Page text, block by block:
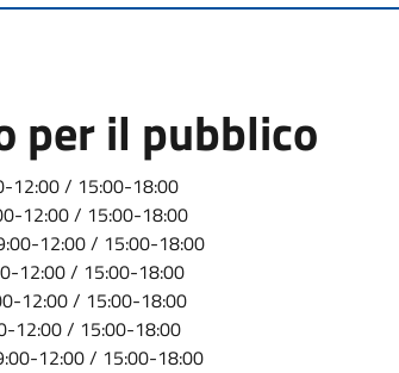
per il pubblico
12:00 / 15:00-18:00
12:00 / 15:00-18:00
12:00 / 15:00-18:00
12:00 / 15:00-18:00
12:00 / 15:00-18:00
12:00 / 15:00-18:00
12:00 / 15:00-18:00